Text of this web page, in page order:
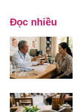
Đọc nhiều